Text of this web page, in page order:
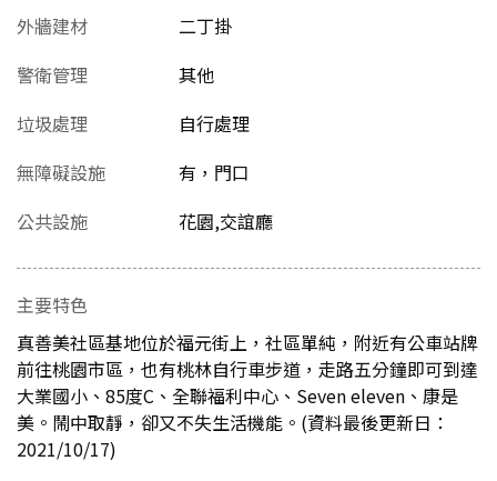
外牆建材
二丁掛
警衛管理
其他
垃圾處理
自行處理
無障礙設施
有，門口
公共設施
花園,交誼廳
主要特色
真善美社區基地位於福元街上，社區單純，附近有公車站牌
前往桃園市區，也有桃林自行車步道，走路五分鐘即可到達
大業國小、85度C、全聯福利中心、Seven eleven、康是
美。鬧中取靜，卻又不失生活機能。(資料最後更新日：
2021/10/17)